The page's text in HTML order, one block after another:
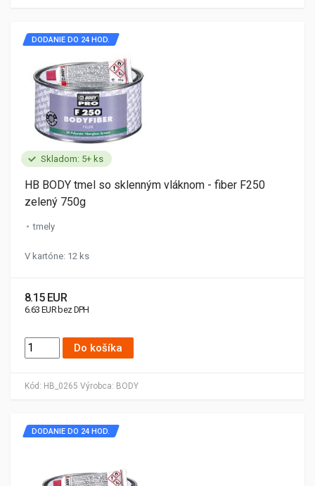
Skladom: 5+ ks
Kód: HB_0265 Výrobca: BODY
DODANIE DO 24 HOD.
HB BODY tmel so sklenným vláknom - fiber F250
zelený 750g
tmely
V kartóne: 12 ks
8.15 EUR
6.63 EUR bez DPH
Do košíka
DODANIE DO 24 HOD.